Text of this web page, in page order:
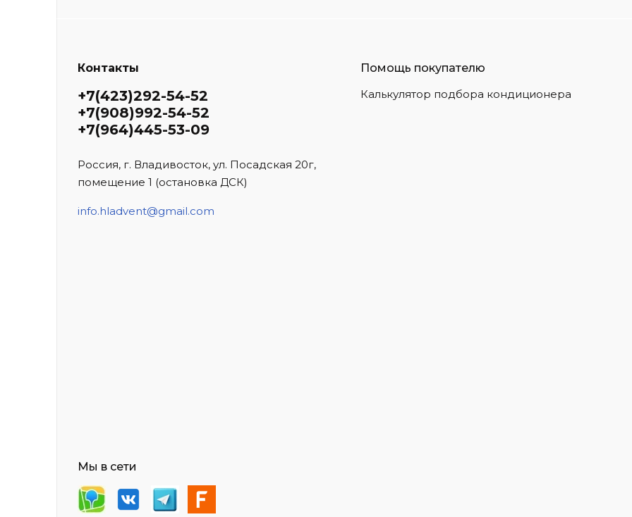
Контакты
+7(423)292-54-52
+7(908)992-54-52
+7(964)445-53-09
Россия, г. Владивосток, ул. Посадская 20г,
помещение 1 (остановка ДСК)
info.hladvent@gmail.com
Помощь покупателю
Калькулятор подбора кондиционера
Мы в сети